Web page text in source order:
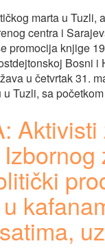
marta u Tuzli,
centra i
promocija knjige
Bosni i
u četvrtak 31.
Tuzli, sa
Aktivisti